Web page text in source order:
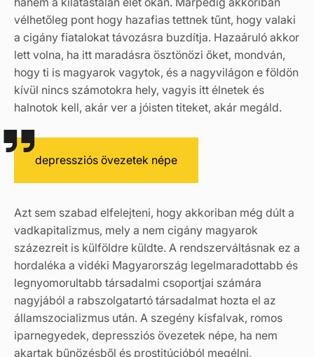
vélhetőleg pont hogy hazafias tettnek tűnt, hogy valaki
a cigány fiatalokat távozásra buzdítja. Hazaáruló akkor
lett volna, ha itt maradásra ösztönözi őket, mondván,
hogy ti is magyarok vagytok, és a nagyvilágon e földön
kívül nincs számotokra hely, vagyis itt élnetek és
halnotok kell, akár ver a jóisten titeket, akár megáld.
depressziós övezetek népe
Azt sem szabad elfelejteni, hogy akkoriban még dúlt a
vadkapitalizmus, mely a nem cigány magyarok
százezreit is külföldre küldte. A rendszerváltásnak ez a
hordaléka a vidéki Magyarország legelmaradottabb és
legnyomorultabb társadalmi csoportjai számára
nagyjából a rabszolgatartó társadalmat hozta el az
államszocializmus után. A szegény kisfalvak, romos
iparnegyedek, depressziós övezetek népe, ha nem
akartak bűnözésből és prostitúcióból megélni,